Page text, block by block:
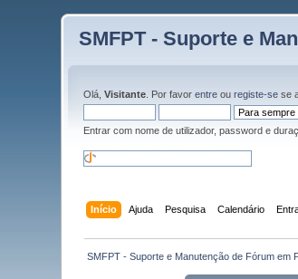
SMFPT - Suporte e
Olá,Visitante . Por favorentre ouregiste-se se
Entrar com nome de utilizador, password e
Início Ajuda Pesquisa Calendário
SMFPT - Suporte e Manutenção de Fórum em